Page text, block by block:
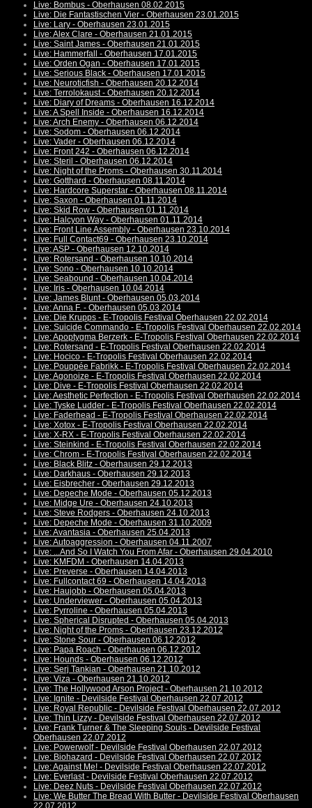
Live: Bombus - Oberhausen 08.02.2015
Live: Die Fantastischen Vier - Oberhausen 23.01.2015
Live: Lary - Oberhausen 23.01.2015
Live: Alex Clare - Oberhausen 21.01.2015
Live: Saint James - Oberhausen 21.01.2015
Live: Hammerfall - Oberhausen 17.01.2015
Live: Orden Ogan - Oberhausen 17.01.2015
Live: Serious Black - Oberhausen 17.01.2015
Live: Neuroticfish - Oberhausen 20.12.2014
Live: Terrolokaust - Oberhausen 20.12.2014
Live: Diary of Dreams - Oberhausen 16.12.2014
Live: A Spell Inside - Oberhausen 16.12.2014
Live: Arch Enemy - Oberhausen 06.12.2014
Live: Sodom - Oberhausen 06.12.2014
Live: Vader - Oberhausen 06.12.2014
Live: Front 242 - Oberhausen 06.12.2014
Live: Steril - Oberhausen 06.12.2014
Live: Night of the Proms - Oberhausen 30.11.2014
Live: Gotthard - Oberhausen 08.11.2014
Live: Hardcore Superstar - Oberhausen 08.11.2014
Live: Saxon - Oberhausen 01.11.2014
Live: Skid Row - Oberhausen 01.11.2014
Live: Halcyon Way - Oberhausen 01.11.2014
Live: Front Line Assembly - Oberhausen 23.10.2014
Live: Full Contact69 - Oberhausen 23.10.2014
Live: ASP - Oberhausen 12.10.2014
Live: Rotersand - Oberhausen 10.10.2014
Live: Sono - Oberhausen 10.10.2014
Live: Seabound - Oberhausen 10.04.2014
Live: Iris - Oberhausen 10.04.2014
Live: James Blunt - Oberhausen 05.03.2014
Live: Anna F. - Oberhausen 05.03.2014
Live: Die Krupps - E-Tropolis Festival Oberhausen 22.02.2014
Live: Suicide Commando - E-Tropolis Festival Oberhausen 22.02.2014
Live: Apoptygma Berzerk - E-Tropolis Festival Oberhausen 22.02.2014
Live: Rotersand - E-Tropolis Festival Oberhausen 22.02.2014
Live: Hocico - E-Tropolis Festival Oberhausen 22.02.2014
Live: Pouppée Fabrikk - E-Tropolis Festival Oberhausen 22.02.2014
Live: Agonoize - E-Tropolis Festival Oberhausen 22.02.2014
Live: Dive - E-Tropolis Festival Oberhausen 22.02.2014
Live: Aesthetic Perfection - E-Tropolis Festival Oberhausen 22.02.2014
Live: Tyske Ludder - E-Tropolis Festival Oberhausen 22.02.2014
Live: Faderhead - E-Tropolis Festival Oberhausen 22.02.2014
Live: Xotox - E-Tropolis Festival Oberhausen 22.02.2014
Live: X-RX - E-Tropolis Festival Oberhausen 22.02.2014
Live: Steinkind - E-Tropolis Festival Oberhausen 22.02.2014
Live: Chrom - E-Tropolis Festival Oberhausen 22.02.2014
Live: Black Blitz - Oberhausen 29.12.2013
Live: Darkhaus - Oberhausen 29.12.2013
Live: Eisbrecher - Oberhausen 29.12.2013
Live: Depeche Mode - Oberhausen 05.12.2013
Live: Midge Ure - Oberhausen 24.10.2013
Live: Steve Rodgers - Oberhausen 24.10.2013
Live: Depeche Mode - Oberhausen 31.10.2009
Live: Avantasia - Oberhausen 25.04.2013
Live: Autoaggression - Oberhausen 04.11.2007
Live: ...And So I Watch You From Afar - Oberhausen 29.04.2010
Live: KMFDM - Oberhausen 14.04.2013
Live: Preverse - Oberhausen 14.04.2013
Live: Fullcontact 69 - Oberhausen 14.04.2013
Live: Haujobb - Oberhausen 05.04.2013
Live: Underviewer - Oberhausen 05.04.2013
Live: Pyrroline - Oberhausen 05.04.2013
Live: Spherical Disrupted - Oberhausen 05.04.2013
Live: Night of the Proms - Oberhausen 23.12.2012
Live: Stone Sour - Oberhausen 06.12.2012
Live: Papa Roach - Oberhausen 06.12.2012
Live: Hounds - Oberhausen 06.12.2012
Live: Serj Tankian - Oberhausen 21.10.2012
Live: Viza - Oberhausen 21.10.2012
Live: The Hollywood Arson Project - Oberhausen 21.10.2012
Live: Ignite - Devilside Festival Oberhausen 22.07.2012
Live: Royal Republic - Devilside Festival Oberhausen 22.07.2012
Live: Thin Lizzy - Devilside Festival Oberhausen 22.07.2012
Live: Frank Turner & The Sleeping Souls - Devilside Festival
Oberhausen 22.07.2012
Live: Powerwolf - Devilside Festival Oberhausen 22.07.2012
Live: Biohazard - Devilside Festival Oberhausen 22.07.2012
Live: Against Me! - Devilside Festival Oberhausen 22.07.2012
Live: Everlast - Devilside Festival Oberhausen 22.07.2012
Live: Deez Nuts - Devilside Festival Oberhausen 22.07.2012
Live: We Butter The Bread With Butter - Devilside Festival Oberhausen